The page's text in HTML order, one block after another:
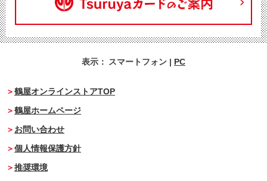
表示： スマートフォン | PC
鶴屋オンラインストアTOP
鶴屋ホームページ
お問い合わせ
個人情報保護方針
推奨環境